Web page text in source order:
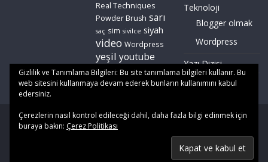
Real Techniques
Powder Brush sarı
saç sim sivilce siyah
video Wordpress
yeşil youtube
zoeva
Teknoloji
Blogger olmak
Wordpress
Yazı Dizisi
Copyright © 2026Gözde Okul
'a aittir. Tüm hakları saklıdır. İzinsiz
kullanım halinde yasal işlem başlatılacaktır.
Gizlilik ve Tanımlama Bilgileri: Bu site tanımlama bilgileri kullanır. Bu
web sitesini kullanmaya devam ederek bunların kullanımını kabul
edersiniz.
Çerezlerin nasıl kontrol edileceği dahil, daha fazla bilgi edinmek için
buraya bakın: Çerez Politikası